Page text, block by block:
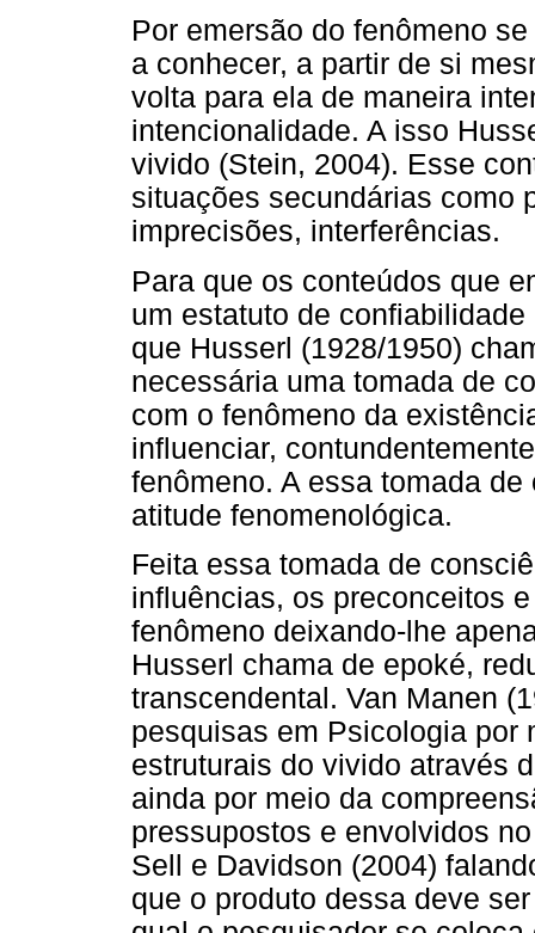
Por emersão do fenômeno
a conhecer, a partir de si
volta para ela de maneira
intencionalidade. A isso
vivido (Stein, 2004). Esse
situações secundárias como
imprecisões, interferências.
Para que os conteúdos que
um estatuto de
que Husserl (1928/1950)
necessária uma tomada de
com o fenômeno da
influenciar,
fenômeno. A essa tomada
atitude fenomenológica.
Feita essa tomada de
influências, os preconceitos
fenômeno deixando-lhe
Husserl chama de epoké,
transcendental. Van Manen
pesquisas em Psicologia por
estruturais do vivido através
ainda por meio da
pressupostos e envolvidos
Sell e Davidson (2004)
que o produto dessa deve